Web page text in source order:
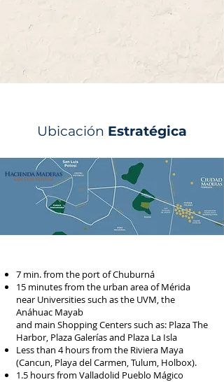
Ubicación Estratégica
7 min. from the port of Chuburná
15 minutes from the urban area of Mérida
near Universities such as the UVM, the
Anáhuac Mayab
and main Shopping Centers such as: Plaza The
Harbor, Plaza Galerías and Plaza La Isla
Less than 4 hours from the Riviera Maya
(Cancun, Playa del Carmen, Tulum, Holbox).
1.5 hours from Valladolid Pueblo Mágico